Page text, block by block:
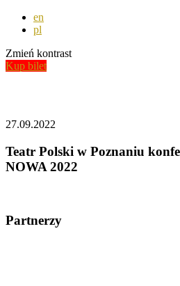
en
pl
Zmień kontrast
Kup bilet
27.09.2022
Teatr Polski w Poznaniu
NOWA 2022
Partnerzy